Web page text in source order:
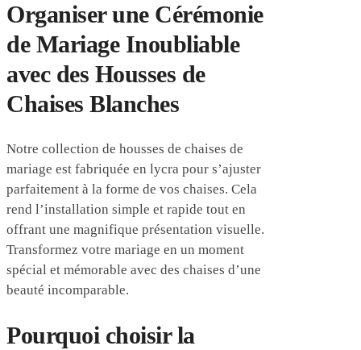
Organiser une Cérémonie
de Mariage Inoubliable
avec des Housses de
Chaises Blanches
Notre collection de housses de chaises de
mariage est fabriquée en lycra pour s’ajuster
parfaitement à la forme de vos chaises. Cela
rend l’installation simple et rapide tout en
offrant une magnifique présentation visuelle.
Transformez votre mariage en un moment
spécial et mémorable avec des chaises d’une
beauté incomparable.
Pourquoi choisir la